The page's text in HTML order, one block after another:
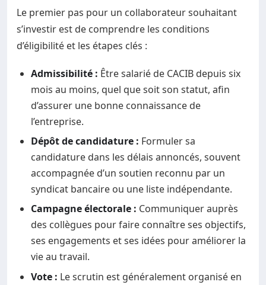
Le premier pas pour un collaborateur souhaitant
s’investir est de comprendre les conditions
d’éligibilité et les étapes clés :
Admissibilité : Être salarié de CACIB depuis six
mois au moins, quel que soit son statut, afin
d’assurer une bonne connaissance de
l’entreprise.
Dépôt de candidature : Formuler sa
candidature dans les délais annoncés, souvent
accompagnée d’un soutien reconnu par un
syndicat bancaire ou une liste indépendante.
Campagne électorale : Communiquer auprès
des collègues pour faire connaître ses objectifs,
ses engagements et ses idées pour améliorer la
vie au travail.
Vote : Le scrutin est généralement organisé en